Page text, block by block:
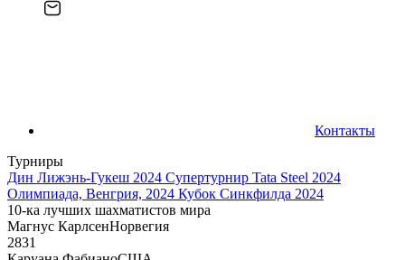
Контакты
Турниры
Дин Лижэнь-Гукеш 2024 Супертурнир Tata Steel 2024
Олимпиада, Венгрия, 2024 Кубок Синкфилда 2024
10-ка лучших шахматистов мира
Магнус КарлсенНорвегия
2831